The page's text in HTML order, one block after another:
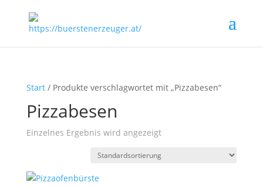
Start/ Produkte verschlagwortet mit „Pizzabesen“
Pizzabesen
Einzelnes Ergebnis wird angezeigt